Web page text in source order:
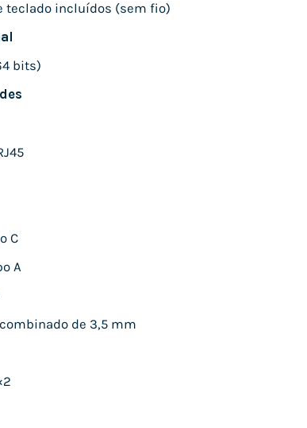
teclado incluídos (sem fio)
bits)
C
A
de 3,5 mm